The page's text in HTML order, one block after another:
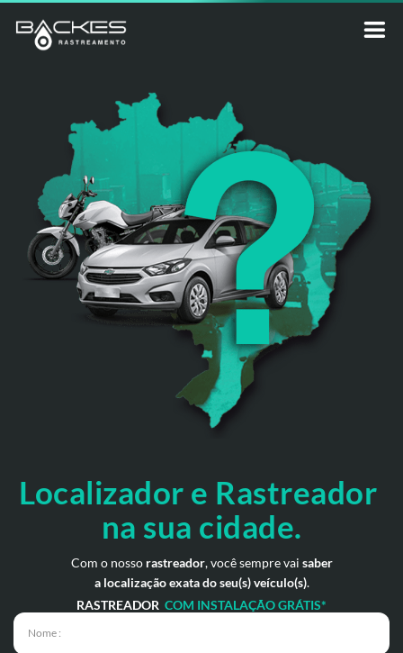
Localizador e Rastreador
na sua cidade.
Com o nosso rastreador, você sempre vai saber
a localização exata do seu(s) veículo(s).
RASTREADOR COM INSTALAÇÃO GRÁTIS*